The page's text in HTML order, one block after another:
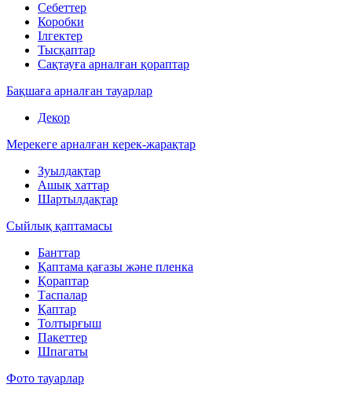
Себеттер
Коробки
Ілгектер
Тысқаптар
Сақтауға арналған қораптар
Бақшаға арналған тауарлар
Декор
Мерекеге арналған керек-жарақтар
Зуылдақтар
Ашық хаттар
Шартылдақтар
Сыйлық қаптамасы
Банттар
Қаптама қағазы және пленка
Қораптар
Таспалар
Қаптар
Толтырғыш
Пакеттер
Шпагаты
Фото тауарлар